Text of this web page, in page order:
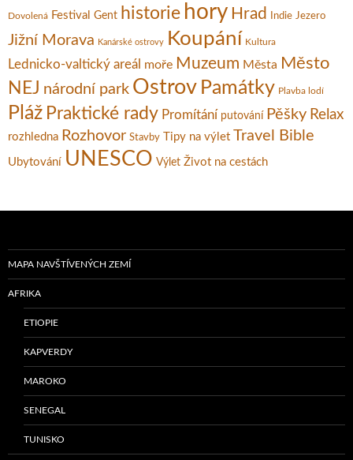
Dovolená Festival Gent historie hory Hrad Indie Jezero
Jižní Morava Kanárské ostrovy Koupání Kultura
Lednicko-valtický areál moře Muzeum Města Město
NEJ národní park Ostrov Památky Plavba lodí
Pláž Praktické rady Promítání putování Pěšky Relax
rozhledna Rozhovor Stavby Tipy na výlet Travel Bible
Ubytování UNESCO Výlet Život na cestách
MAPA NAVŠTÍVENÝCH ZEMÍ
AFRIKA
ETIOPIE
KAPVERDY
MAROKO
SENEGAL
TUNISKO